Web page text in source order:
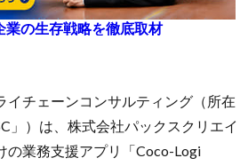
業の生存戦略を徹底取材
チェーンコンサルティング（所在
」）は、株式会社パックスクリエイ
の業務支援アプリ「Coco-Logi